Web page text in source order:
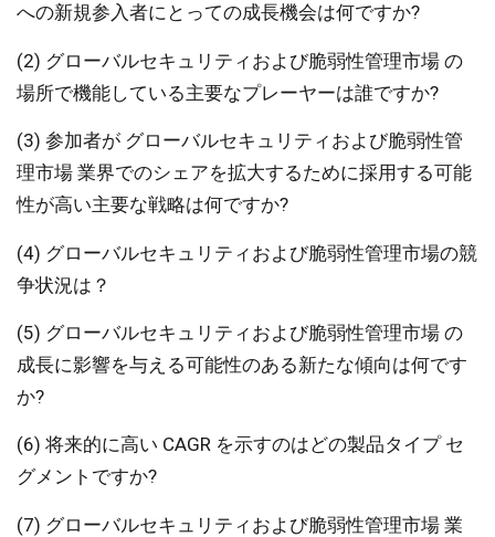
への新規参入者にとっての成長機会は何ですか?
(2) グローバルセキュリティおよび脆弱性管理市場 の
場所で機能している主要なプレーヤーは誰ですか?
(3) 参加者が グローバルセキュリティおよび脆弱性管
理市場 業界でのシェアを拡大するために採用する可能
性が高い主要な戦略は何ですか?
(4) グローバルセキュリティおよび脆弱性管理市場の競
争状況は？
(5) グローバルセキュリティおよび脆弱性管理市場 の
成長に影響を与える可能性のある新たな傾向は何です
か?
(6) 将来的に高い CAGR を示すのはどの製品タイプ セ
グメントですか?
(7) グローバルセキュリティおよび脆弱性管理市場 業